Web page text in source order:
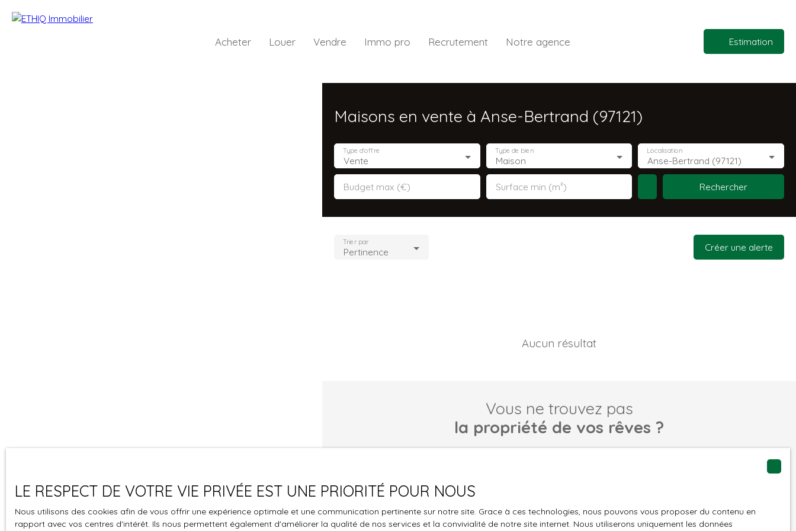
Acheter Louer Vendre Immo pro Recrutement Notre agence Estimation
Maisons en vente à Anse-Bertrand (97121)
Vente
Type d'offre
Maison
Type de bien
Anse-Bertrand (97121)
Localisation
Budget max (€) Surface min (m²) Rechercher
Pertinence
Trier par Créer une alerte
Aucun résultat
Vous ne trouvez pas
la propriété de vos rêves ?
Téléphone
LE RESPECT DE VOTRE VIE PRIVÉE EST UNE PRIORITÉ POUR NOUS
Nous utilisons des cookies afin de vous offrir une expérience optimale et une communication pertinente sur notre site. Grace à ces technologies, nous pouvons vous proposer du contenu en
rapport avec vos centres d'intérêt. Ils nous permettent également d'améliorer la qualité de nos services et la convivialité de notre site internet. Nous utiliserons uniquement les données